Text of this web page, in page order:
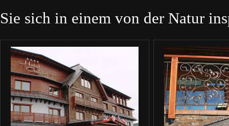
Sie sich in einem von der Natur